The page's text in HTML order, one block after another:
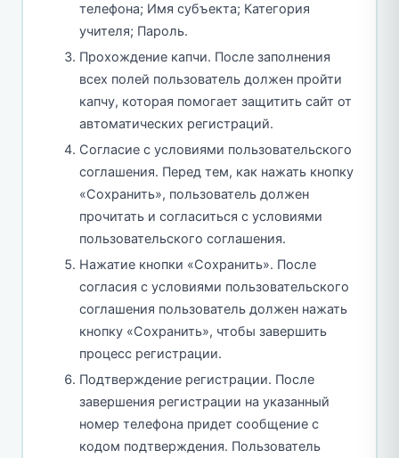
телефона; Имя субъекта; Категория
учителя; Пароль.
Прохождение капчи. После заполнения
всех полей пользователь должен пройти
капчу, которая помогает защитить сайт от
автоматических регистраций.
Согласие с условиями пользовательского
соглашения. Перед тем, как нажать кнопку
«Сохранить», пользователь должен
прочитать и согласиться с условиями
пользовательского соглашения.
Нажатие кнопки «Сохранить». После
согласия с условиями пользовательского
соглашения пользователь должен нажать
кнопку «Сохранить», чтобы завершить
процесс регистрации.
Подтверждение регистрации. После
завершения регистрации на указанный
номер телефона придет сообщение с
кодом подтверждения. Пользователь